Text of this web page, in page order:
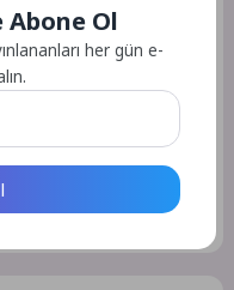
için adım, e-posta
kaydedilsin.
Ol
her gün e-